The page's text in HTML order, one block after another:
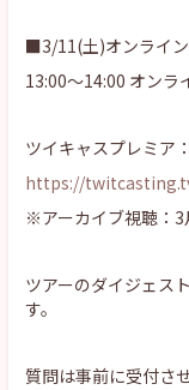
■3/11(土)オンライン
13:00〜14:00 オンラ
ツイキャスプレミア
https://
※アーカイブ視聴：3
ツアーのダイジェス
す。
質問は事前に受付さ